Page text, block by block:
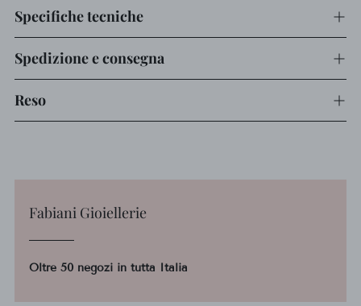
Specifiche tecniche
Spedizione e consegna
Reso
Fabiani Gioiellerie
Oltre 50 negozi in tutta Italia